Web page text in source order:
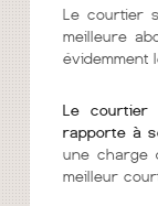
Le courtier
meilleure
évidemment
Le
rapporte à
une charge
meilleur